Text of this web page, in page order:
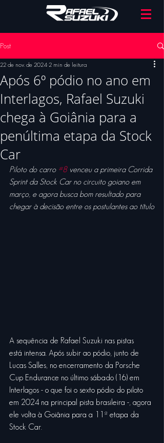
Post
Após 6º pódio no ano em
Interlagos, Rafael Suzuki
chega à Goiânia para a
penúltima etapa da Stock
Car
22 de nov. de 2024 2 min de leitura
Piloto do carro #8 venceu a primeira Corrida
Sprint da Stock Car no circuito goiano em
março, e agora busca bom resultado para
chegar à decisão entre os postulantes ao título
A sequência de Rafael Suzuki nas pistas
está intensa. Após subir ao pódio, junto de
Lucas Salles, no encerramento da Porsche
Cup Endurance no último sábado (16) em
Interlagos - o que foi o sexto pódio do piloto
em 2024 na principal pista brasileira -, agora
ele volta à Goiânia para a 11ª etapa da
Stock Car.